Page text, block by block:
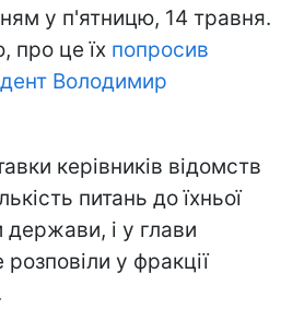
у п'ятницю, 14 травня.
про це їх попросив
Володимир
керівників відомств
питань до їхньої
держави, і у глави
у фракції